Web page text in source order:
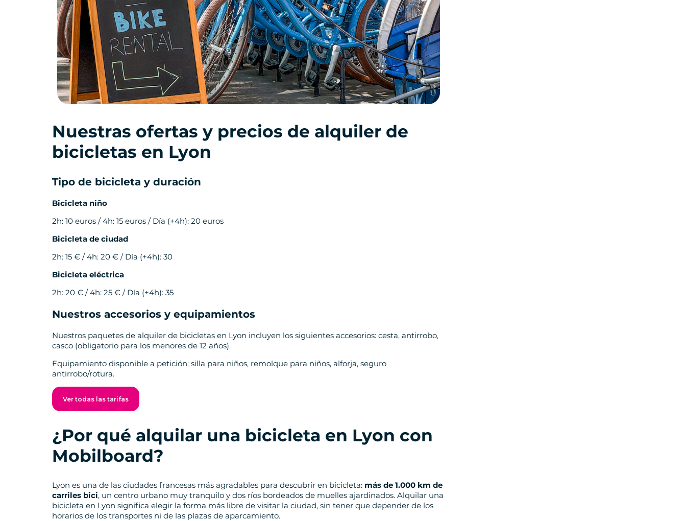
Nuestras ofertas y precios de alquiler de
bicicletas en Lyon
Tipo de bicicleta y duración
Bicicleta niño
2h: 10 euros / 4h: 15 euros / Día (+4h): 20 euros
Bicicleta de ciudad
2h: 15 € / 4h: 20 € / Día (+4h): 30
Bicicleta eléctrica
2h: 20 € / 4h: 25 € / Día (+4h): 35
Nuestros accesorios y equipamientos
Nuestros paquetes de alquiler de bicicletas en Lyon incluyen los siguientes accesorios: cesta, antirrobo,
casco (obligatorio para los menores de 12 años).
Equipamiento disponible a petición: silla para niños, remolque para niños, alforja, seguro
antirrobo/rotura.
Ver todas las tarifas
¿Por qué alquilar una bicicleta en Lyon con
Mobilboard?
Lyon es una de las ciudades francesas más agradables para descubrir en bicicleta: más de 1.000 km de
carriles bici, un centro urbano muy tranquilo y dos ríos bordeados de muelles ajardinados. Alquilar una
bicicleta en Lyon significa elegir la forma más libre de visitar la ciudad, sin tener que depender de los
horarios de los transportes ni de las plazas de aparcamiento.